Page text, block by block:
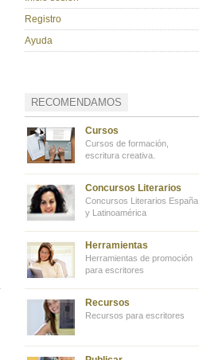
Registro
Ayuda
RECOMENDAMOS
Cursos
Cursos de formación,
escritura creativa.
Concursos Literarios
Concursos Literarios España
y Latinoamérica
Herramientas
Herramientas de promoción
para escritores
Recursos
Recursos para escritores